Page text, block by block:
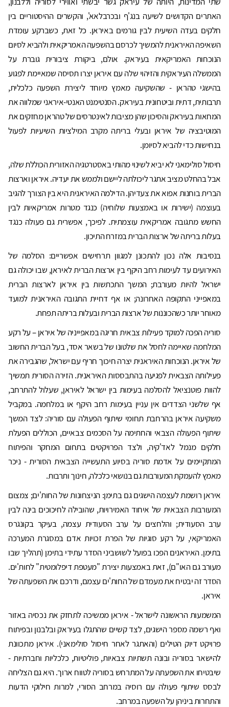
האתרים הקדושים לשיעה בנג'ף ובכרבלאא', והקשרים ההיסטוריים בין
חלקים בעדה השיעית לבין גורמים באיראן. כל זאת, כשברקע עומדת
השאיפה האיראנית להמשיך לכרסם בהשפעה האמריקאית ולהביא לסיום
הנוכחות האמריקאית בעיראק. אולם, ביקורת ציבורית גוברת על
הממשלה העיראקית והזיהוי שלה עם איראן יצרו תסיסה שמאיימת לפגוע
בהישגי טהראן - שהשקיעה מאמץ מיוחד ליצירת השפעה כלכלית,
תרבותית, דתית וביטחונית בעיראק. הסנטימנט האנטי-איראני שמלווה את
המחאות בעיראק והסיכון שהן מציבות לאינטרסים של טהראן מחזקים את
המוטיבציה של איראן ובעלי בריתה מקרב המילציות השיעיות לפעול
בנחישות כדי להביא לסיומן.
חיסול סולימאני לא יביא לשינוי מהותי באסטרטגיה האזורית הכוללת שלה,
אבל בהחלט מציב אתגר ליכולתה ליישם ולממש את יעדיה. איראן וארצות
הברית בוחנות אפוא את צעדיהן. הדילמה האיראנית היא בין הצורך להגיב
בעוצמה (ישירות או באמצעות שלוחיה) כנגד מטרות אמריקאיות לבין
החשש מתגובה אמריקאית עוצמתית. לפיכך, אפשרית גם פעולה כנגד
בעלות בריתה של ארצות הברית במזרח התיכון.
בנסיבות אלה נכון להתכונן למגוון תרחישים אפשריים: הסלמה של
האירועים עד לעימות רחב היקף בין ארצות הברית לאיראן, שבו יכולה גם
ישראל להיות מעורבת; המשך התכתשות בין איראן לארצות הברית
במאפייני התקופה האחרונה; או אף דחיית התגובה האיראנית למועד
מאוחר יותר כשהכוננות של ארצות הברית ובעלות בריתה תפחת.
סוריה הפכה למוקד פעילות צבאית חריגה במאפייניה של איראן – על רקע
המלחמה שאיימה לחסל את שלטונו של בשאר אסד, בעל הברית החשוב
של איראן. הנוכחות האיראנית יצרה חיכוך חריף עם ישראל, שהגבירה את
פעילותה הצבאית לפגיעה בהתבססות האיראנית. הזירה הסורית תמשיך
להוות פוטנציאל להסלמה בעימות בין ישראל לאיראן, שעלול להתרחב,
אף שלשני הצדדים אין עניין בעימות רחב היקף או במלחמה. במקביל
משקיעה איראן בהרחבת תחומי שיתוף הפעולה עם סוריה: לצד המשך
שיתוף הפעולה הצבאי והחתימה על הסכמים צבאיים, הכוללים הפעלת
חלקים מנמל לאד'קיה, ולצד הפרויקטים בתחום המחקר והפיתוח
המתקיימים על אדמת סוריה בסיוע התעשייה הצבאית הסורית - ניכר
מאמץ להעמקת המעורבות גם בנושאי כלכלה, חינוך ותרבות.
איראן רושמת לעצמה הישגים גם בתימן: הניצחונות של החות'ים; צמצום
המעורבות הצבאית של איחוד האמירויות, שהובילה לחיכוכים בינה לבין
ערב הסעודית; והלחצים על ערב הסעודית עצמה, בעיקר בקונגרס
האמריקאי, על רקע סוגיות של הפרת זכויות אדם במסגרת המערכה
בתימן. האיראנים הפכו בפועל לשושביני הסדר עתידי בתימן (תהליך שבו
מעורב גם האו"ם), זאת באמצעות יצירת "מעטפת דיפלומטית" לחות'ים.
הסדר זה יבטיח את מעמדם של החות'ים עצמם, ודרכם את השפעתה של
איראן.
המשמעות הראשונה לישראל - איראן ממשיכה לתחזק את נכסיה באזור
ואף רשמה מספר הישגים, לצד קשיים שהתגלו בעיראק ובלבנון ובפיתוח
פרויקט דיוק הטילים (והאתגר לאחר חיסול סולימאני). איראן מתכוונת
להישאר בסוריה ובונה תשתיות צבאיות, פוליטיות, כלכליות וחברתיות -
שיבטיחו את השפעתה על המתרחש בסוריה לטווח ארוך. היא גם הצליחה
לבסס שיתוף פעולה עם רוסיה במרחב הסורי, למרות חילוקי הדעות
והתחרות ביניהן על השפעה במרחב.